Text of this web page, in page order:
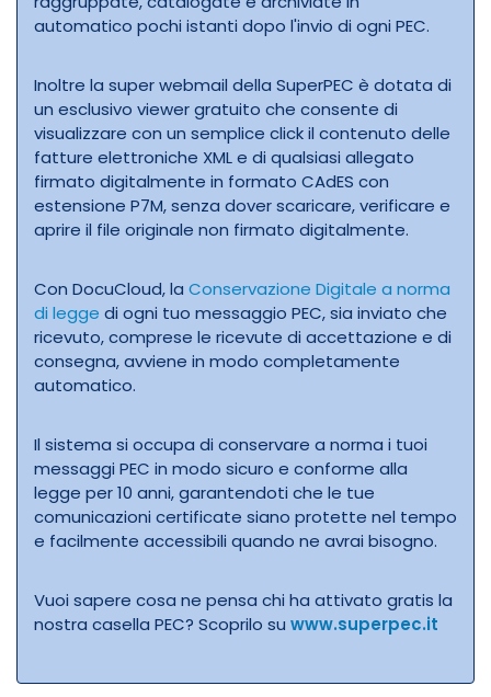
automatico pochi istanti dopo l'invio di ogni PEC.
Inoltre la super webmail della SuperPEC è dotata di
un esclusivo viewer gratuito che consente di
visualizzare con un semplice click il contenuto delle
fatture elettroniche XML e di qualsiasi allegato
firmato digitalmente in formato CAdES con
estensione P7M, senza dover scaricare, verificare e
aprire il file originale non firmato digitalmente.
Con DocuCloud, la Conservazione Digitale a norma
di legge di ogni tuo messaggio PEC, sia inviato che
ricevuto, comprese le ricevute di accettazione e di
consegna, avviene in modo completamente
automatico.
Il sistema si occupa di conservare a norma i tuoi
messaggi PEC in modo sicuro e conforme alla
legge per 10 anni, garantendoti che le tue
comunicazioni certificate siano protette nel tempo
e facilmente accessibili quando ne avrai bisogno.
Vuoi sapere cosa ne pensa chi ha attivato gratis la
nostra casella PEC? Scoprilo su www.superpec.it